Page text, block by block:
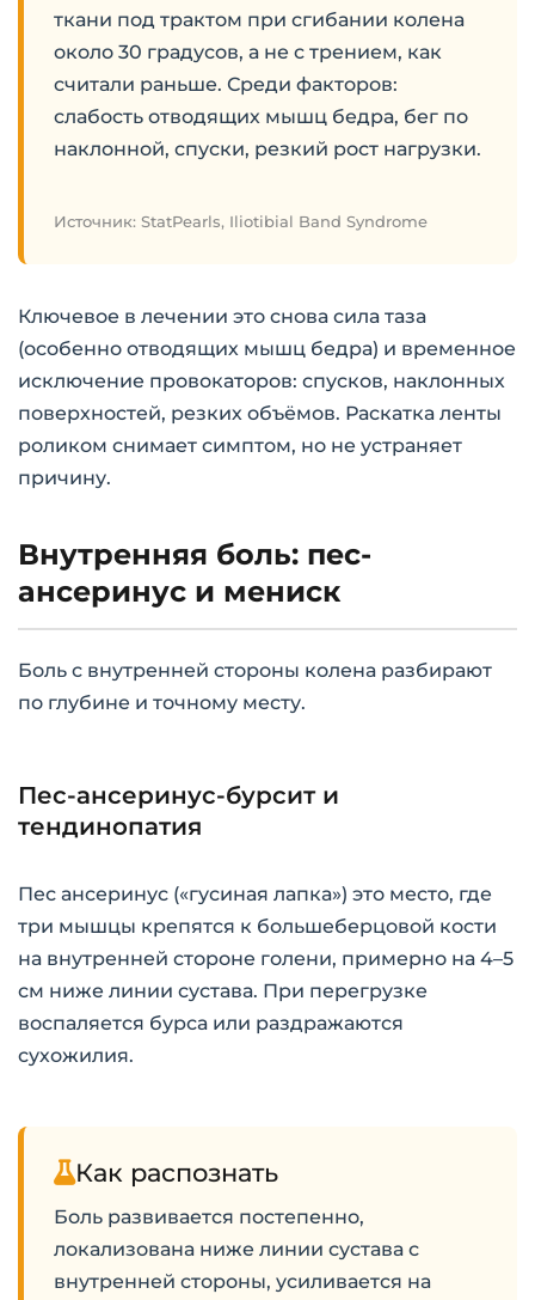
ткани под трактом при сгибании колена
около 30 градусов, а не с трением, как
считали раньше. Среди факторов:
слабость отводящих мышц бедра, бег по
наклонной, спуски, резкий рост нагрузки.
Источник: StatPearls, Iliotibial Band Syndrome
Ключевое в лечении это снова сила таза
(особенно отводящих мышц бедра) и временное
исключение провокаторов: спусков, наклонных
поверхностей, резких объёмов. Раскатка ленты
роликом снимает симптом, но не устраняет
причину.
Внутренняя боль: пес-
ансеринус и мениск
Боль с внутренней стороны колена разбирают
по глубине и точному месту.
Пес-ансеринус-бурсит и
тендинопатия
Пес ансеринус («гусиная лапка») это место, где
три мышцы крепятся к большеберцовой кости
на внутренней стороне голени, примерно на 4–5
см ниже линии сустава. При перегрузке
воспаляется бурса или раздражаются
сухожилия.
Как распознать
Боль развивается постепенно,
локализована ниже линии сустава с
внутренней стороны, усиливается на